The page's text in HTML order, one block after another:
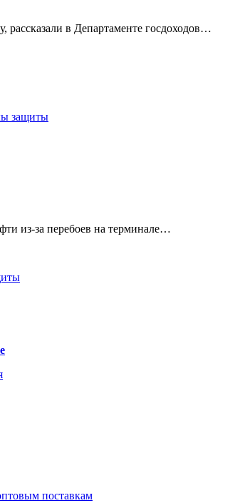
в Департаменте госдоходов…
защиты
из-за перебоев на терминале…
поставкам